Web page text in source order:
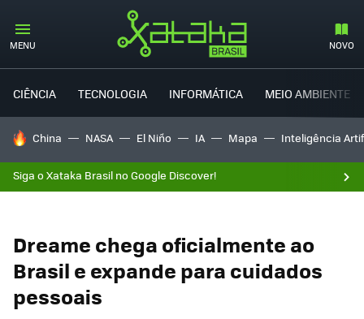
MENU NOVO
CIÊNCIA TECNOLOGIA INFORMÁTICA MEIO AMBIENTE
TENDÊNCIAS DO DIA
China NASA El Niño IA Mapa Inteligência
Siga o Xataka Brasil no Google Discover!
Dreame chega oficialmente ao
Brasil e expande para cuidados
pessoais